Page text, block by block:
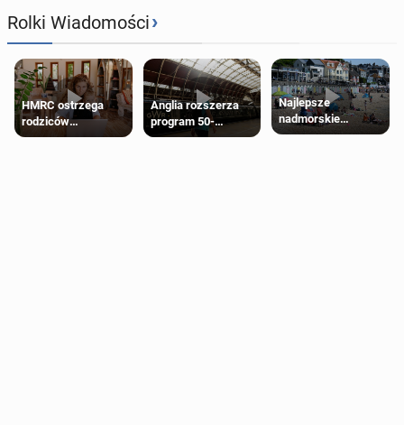
Rolki Wiadomości›
HMRC ostrzega
rodziców
pobierających Child
Anglia rozszerza
program 50-
procentowych
Najlepsze
nadmorskie
miasteczko blisko